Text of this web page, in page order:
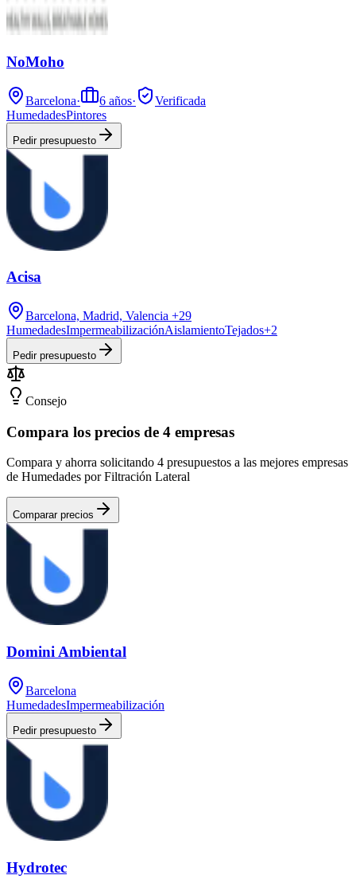
NoMoho
Barcelona· 6 años·
Verificada
HumedadesPintores
Pedir presupuesto
Acisa
Barcelona, Madrid, Valencia +29
HumedadesImpermeabilizaciónAislamientoTejados+2
Pedir presupuesto
Consejo
Compara los precios de 4 empresas
Compara y ahorra solicitando 4 presupuestos a las mejores empresas
de Humedades por Filtración Lateral
Comparar precios
Domini Ambiental
Barcelona
HumedadesImpermeabilización
Pedir presupuesto
Hydrotec